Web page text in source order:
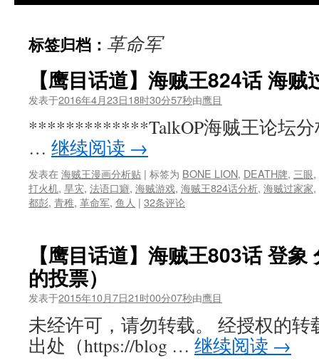
文标签归档： 革命军
【鹰目话道】海贼王824话 海贼
发表于2016年4月23日18时30分57秒由鹰目
*************TalkOP海贼王论坛
… 继续阅读 →
发表在 海贼王漫画分析贴 | 标签为 BONE LION, DEATH牌, 三眼,
打火机, 旱灾, 法语口癖, 海贼游戏, 海贼王824话分析, 海贼过家家,
都彭, 青稚, 革命军, 鱼人 | 32条评论
【鹰目话道】海贼王803话 登
的投票）
发表于2015年10月7日21时00分07秒由鹰目
未经许可，请勿转载。 经授权的
出处（https://blog … 继续阅读 →